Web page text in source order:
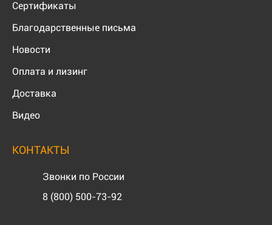
Сертификаты
Благодарственные письма
Новости
Оплата и лизинг
Доставка
Видео
КОНТАКТЫ
Звонки по России
8 (800) 500-73-92